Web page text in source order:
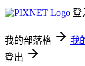
登
我的部落格 我
登出